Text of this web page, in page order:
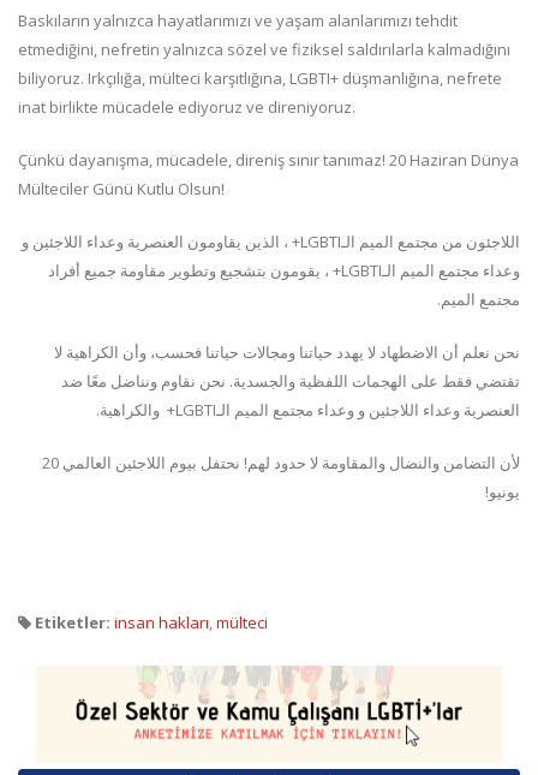
Baskıların yalnızca hayatlarımızı ve yaşam alanlarımızı tehdit
etmediğini, nefretin yalnızca sözel ve fiziksel saldırılarla kalmadığını
biliyoruz. Irkçılığa, mülteci karşıtlığına, LGBTI+ düşmanlığına, nefrete
inat birlikte mücadele ediyoruz ve direniyoruz.
Çünkü dayanışma, mücadele, direniş sınır tanımaz! 20 Haziran Dünya
Mülteciler Günü Kutlu Olsun!
اللاجئون من مجتمع الميم الـLGBTI+ ، الذين يقاومون العنصرية وعداء اللاجئين و
وعداء مجتمع الميم الـLGBTI+ ، يقومون بتشجيع وتطوير مقاومة جميع أفراد
مجتمع الميم.
نحن نعلم أن الاضطهاد لا يهدد حياتنا ومجالات حياتنا فحسب، وأن الكراهية لا
تقتضي فقط على الهجمات اللفظية والجسدية. نحن نقاوم ونناضل معًا ضد
العنصرية وعداء اللاجئين و وعداء مجتمع الميم الـLGBTI+ والكراهية.
لأن التضامن والنضال والمقاومة لا حدود لهم! نحتفل بيوم اللاجئين العالمي 20
يونيو!
Etiketler: insan hakları,mülteci